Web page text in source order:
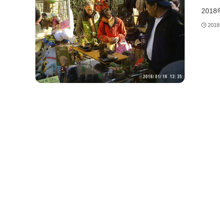
2018